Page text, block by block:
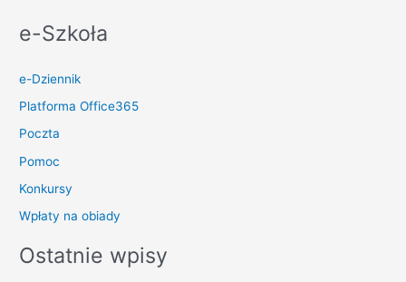
e-Szkoła
e-Dziennik
Platforma Office365
Poczta
Pomoc
Konkursy
Wpłaty na obiady
Ostatnie wpisy